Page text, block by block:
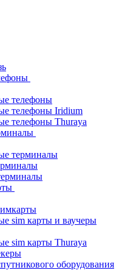
телефоны
телефоны Iridium
телефоны Thuraya
терминалы
sim карты и ваучеры
sim карты Thuraya
оборудования